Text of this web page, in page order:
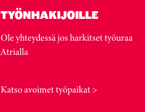
TYÖNHAKIJOILLE
Ole yhteydessä jos harkitset työuraa
Atrialla
Katso avoimet työpaikat >